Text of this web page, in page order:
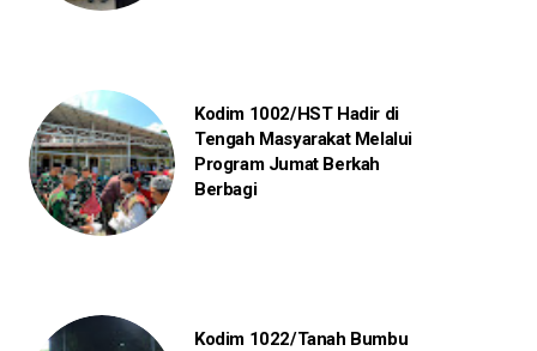
Kodim 1002/HST Hadir di
Tengah Masyarakat Melalui
Program Jumat Berkah
Berbagi
Kodim 1022/Tanah Bumbu